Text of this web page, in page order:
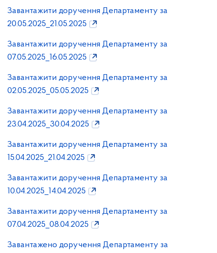
Завантажити доручення Департаменту за
20.05.2025_21.05.2025
Завантажити доручення Департаменту за
07.05.2025_16.05.2025
Завантажити доручення Департаменту за
02.05.2025_05.05.2025
Завантажити доручення Департаменту за
23.04.2025_30.04.2025
Завантажити доручення Департаменту за
15.04.2025_21.04.2025
Завантажити доручення Департаменту за
10.04.2025_14.04.2025
Завантажити доручення Департаменту за
07.04.2025_08.04.2025
Завантажено доручення Департаменту за